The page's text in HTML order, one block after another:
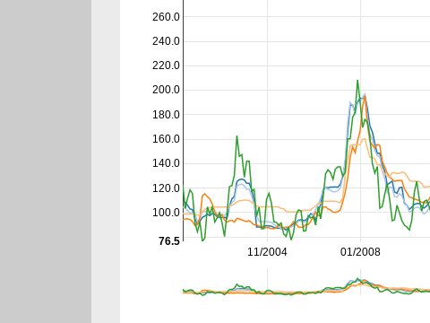
11/2004 01/2008
100.0
120.0
140.0
160.0
180.0
200.0
220.0
240.0
260.0
76.5